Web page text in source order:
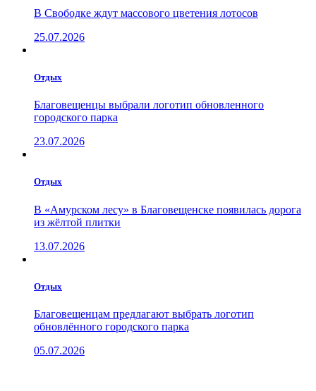
В Свободке ждут массового цветения лотосов
25.07.2026
Отдых
Благовещенцы выбрали логотип обновленного
городского парка
23.07.2026
Отдых
В «Амурском лесу» в Благовещенске появилась дорога
из жёлтой плитки
13.07.2026
Отдых
Благовещенцам предлагают выбрать логотип
обновлённого городского парка
05.07.2026